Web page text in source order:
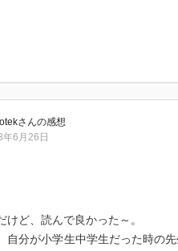
数と関数
いるのか、興味深い内容です。
科書ばかりですが、当時は単色の
うに思いました。大学生の頃、
、今読むとよく分かりました。
さんの感想
6月26日
けど、読んで良かった～。
自分が小学生中学生だった時の